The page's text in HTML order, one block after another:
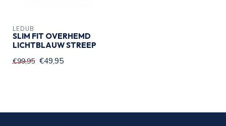
LEDÛB
SLIM FIT OVERHEMD
LICHTBLAUW STREEP
€99,95 €49,95